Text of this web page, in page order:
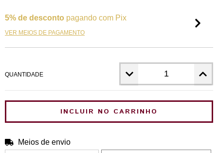
5% de desconto pagando com Pix
VER MEIOS DE PAGAMENTO
QUANTIDADE
Entregas para o CEP:
Meios de envio